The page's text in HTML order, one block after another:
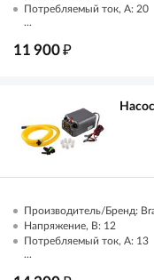
Потребляемый ток, А: 20
...
11 900₽
Производитель/Бренд:
Напряжение, В: 12
Потребляемый ток, А: 13
...